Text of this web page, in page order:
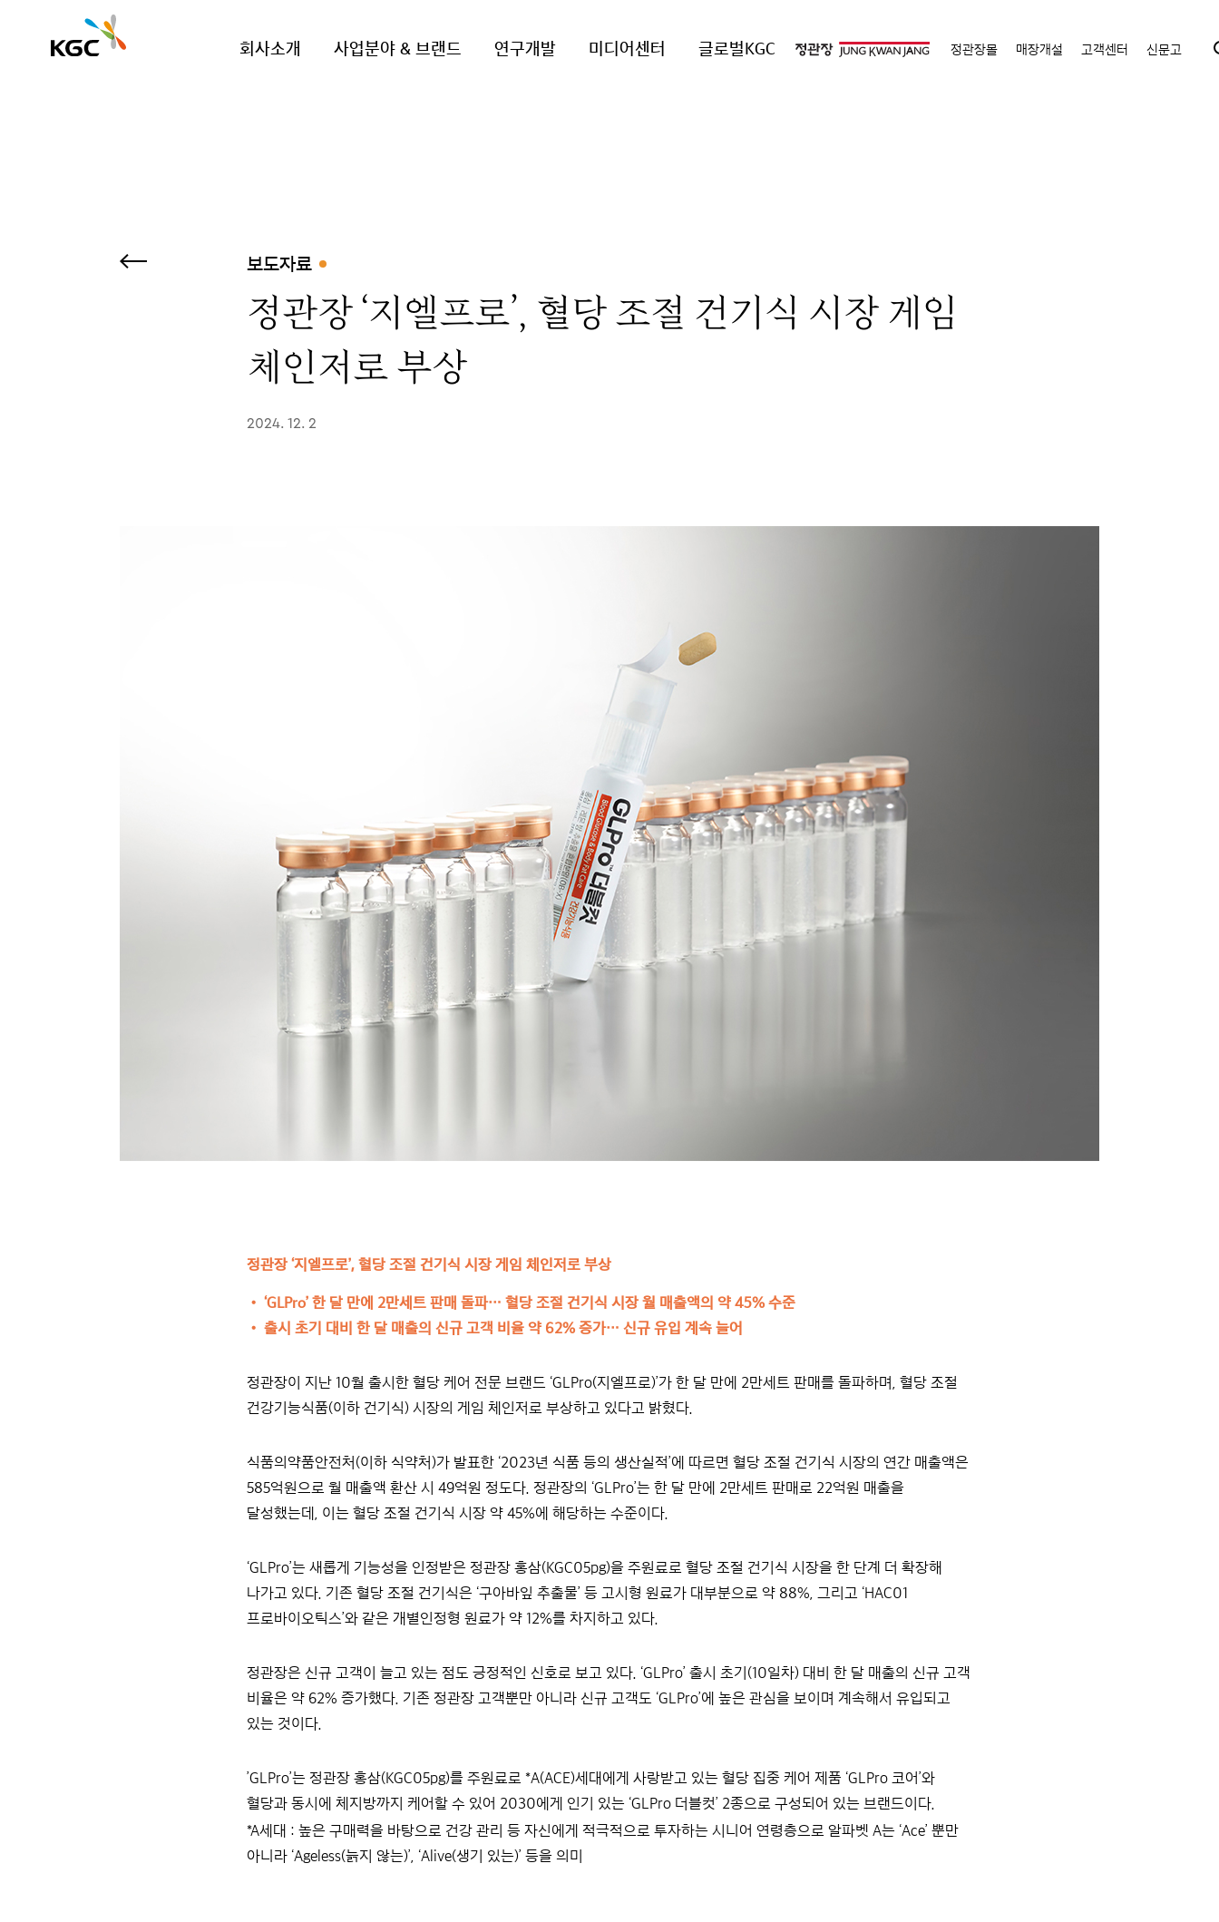
회사소개 사업분야 & 브랜드 연구개발 미디어센터 글로벌KGC 정관장몰 매장개설 고객센터 신문고
보도자료
정관장 ‘지엘프로’, 혈당 조절 건기식 시장 게임
체인저로 부상
2024. 12. 2
정관장 ‘지엘프로’, 혈당 조절 건기식 시장 게임 체인저로 부상
• ‘GLPro’ 한 달 만에 2만세트 판매 돌파… 혈당 조절 건기식 시장 월 매출액의 약 45% 수준
• 출시 초기 대비 한 달 매출의 신규 고객 비율 약 62% 증가… 신규 유입 계속 늘어
정관장이 지난 10월 출시한 혈당 케어 전문 브랜드 ‘GLPro(지엘프로)’가 한 달 만에 2만세트 판매를 돌파하며, 혈당 조절
건강기능식품(이하 건기식) 시장의 게임 체인저로 부상하고 있다고 밝혔다.
식품의약품안전처(이하 식약처)가 발표한 ‘2023년 식품 등의 생산실적’에 따르면 혈당 조절 건기식 시장의 연간 매출액은
585억원으로 월 매출액 환산 시 49억원 정도다. 정관장의 ‘GLPro’는 한 달 만에 2만세트 판매로 22억원 매출을
달성했는데, 이는 혈당 조절 건기식 시장 약 45%에 해당하는 수준이다.
‘GLPro’는 새롭게 기능성을 인정받은 정관장 홍삼(KGC05pg)을 주원료로 혈당 조절 건기식 시장을 한 단계 더 확장해
나가고 있다. 기존 혈당 조절 건기식은 ‘구아바잎 추출물’ 등 고시형 원료가 대부분으로 약 88%, 그리고 ‘HAC01
프로바이오틱스’와 같은 개별인정형 원료가 약 12%를 차지하고 있다.
정관장은 신규 고객이 늘고 있는 점도 긍정적인 신호로 보고 있다. ‘GLPro’ 출시 초기(10일차) 대비 한 달 매출의 신규 고객
비율은 약 62% 증가했다. 기존 정관장 고객뿐만 아니라 신규 고객도 ‘GLPro’에 높은 관심을 보이며 계속해서 유입되고
있는 것이다.
’GLPro’는 정관장 홍삼(KGC05pg)를 주원료로 *A(ACE)세대에게 사랑받고 있는 혈당 집중 케어 제품 ‘GLPro 코어’와
혈당과 동시에 체지방까지 케어할 수 있어 2030에게 인기 있는 ‘GLPro 더블컷’ 2종으로 구성되어 있는 브랜드이다.
*A세대 : 높은 구매력을 바탕으로 건강 관리 등 자신에게 적극적으로 투자하는 시니어 연령층으로 알파벳 A는 ‘Ace’ 뿐만
아니라 ‘Ageless(늙지 않는)’, ‘Alive(생기 있는)’ 등을 의미